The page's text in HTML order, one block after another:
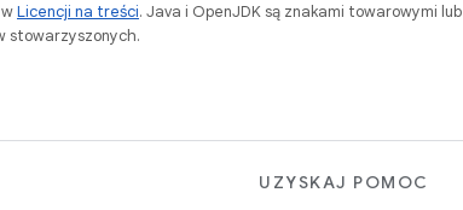
Licencji na treści. Java i OpenJDK są znakami towarowymi lub
stowarzyszonych.
UZYSKAJ POMOC